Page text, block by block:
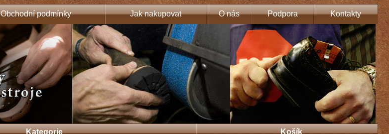
Obchodní podmínky Jak nakupovat O nás Podpora Kontakty
Kategorie Košík